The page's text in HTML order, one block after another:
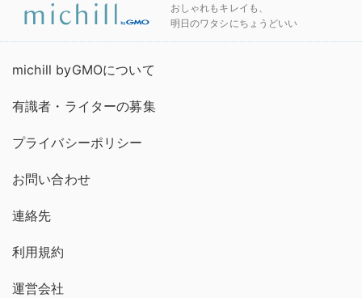
おしゃれもキレイも、
明日のワタシにちょうどいい
michill byGMOについて
有識者・ライターの募集
プライバシーポリシー
お問い合わせ
連絡先
利用規約
運営会社